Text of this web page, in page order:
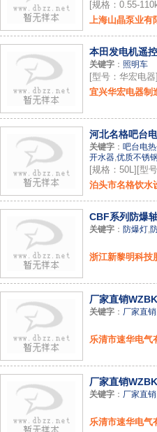
[规格：0.55-
上海山晶泵业有
本田发电机遥
关键字 ： 照明车
[型号：华宏电器]
宜兴华宏电器制
河北名格吧台
关键字 ： 吧台电
开水器,优质不锈
[规格：50L][型
泊头市名格饮水
CBF系列防爆
关键字 ： 防爆灯,
浙江新黎明科技
厂家直销
关键字 ： 厂家直销
乐清市速华电气
厂家直销
关键字 ： 厂家直销
乐清市速华电气